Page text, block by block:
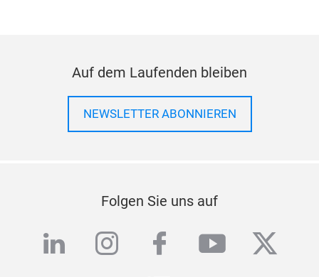
Auf dem Laufenden bleiben
NEWSLETTER ABONNIEREN
Folgen Sie uns auf
linkedininstagram
facebook
youtube